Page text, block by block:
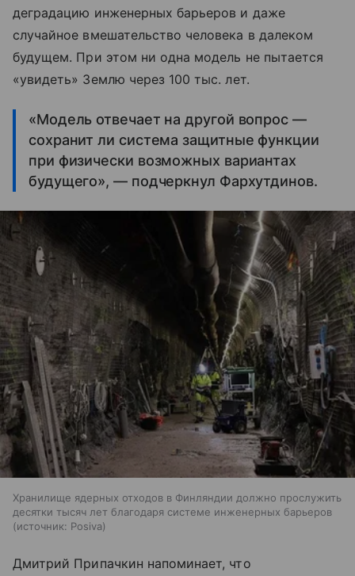
деградацию инженерных барьеров и даже
случайное вмешательство человека в далеком
будущем. При этом ни одна модель не пытается
«увидеть» Землю через 100 тыс. лет.
«Модель отвечает на другой вопрос —
сохранит ли система защитные функции
при физически возможных вариантах
будущего», — подчеркнул Фархутдинов.
Хранилище ядерных отходов в Финляндии должно прослужить
десятки тысяч лет благодаря системе инженерных барьеров
источник: Posiva
Дмитрий Припачкин напоминает, что